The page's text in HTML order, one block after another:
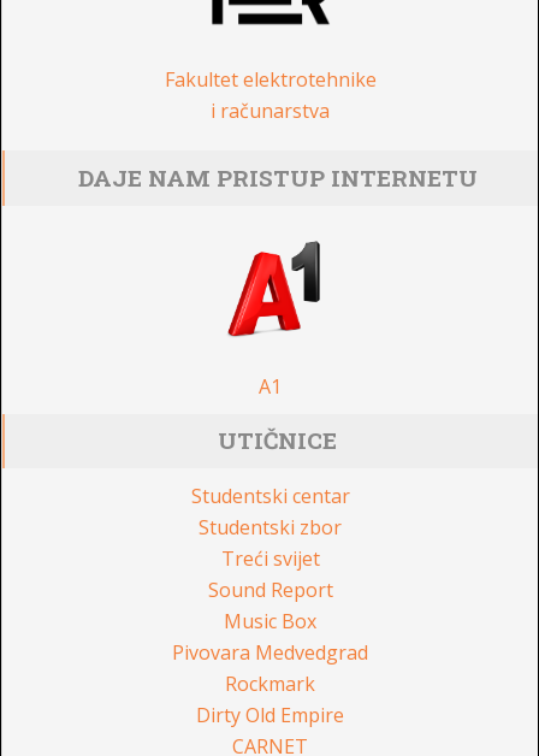
Fakultet elektrotehnike
i računarstva
DAJE NAM PRISTUP INTERNETU
A1
UTIČNICE
Studentski centar
Studentski zbor
Treći svijet
Sound Report
Music Box
Pivovara Medvedgrad
Rockmark
Dirty Old Empire
CARNET